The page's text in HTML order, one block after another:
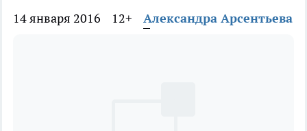
14 января 2016 12+ Александра Арсентьева